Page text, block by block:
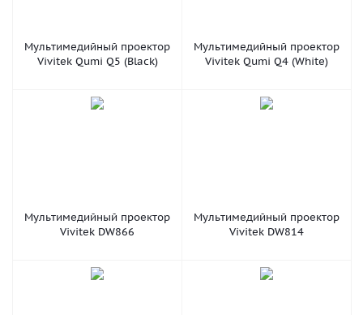
Мультимедийный проектор
Vivitek Qumi Q5 (Black)
Мультимедийный проектор
Vivitek Qumi Q4 (White)
Мультимедийный проектор
Vivitek DW866
Мультимедийный проектор
Vivitek DW814